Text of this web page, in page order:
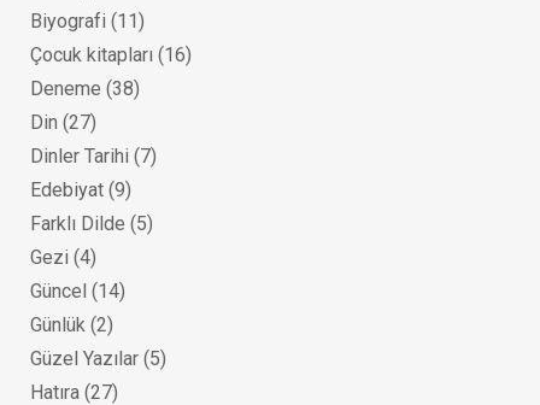
Biyografi (11)
Çocuk kitapları (16)
Deneme (38)
Din (27)
Dinler Tarihi (7)
Edebiyat (9)
Farklı Dilde (5)
Gezi (4)
Güncel (14)
Günlük (2)
Güzel Yazılar (5)
Hatıra (27)